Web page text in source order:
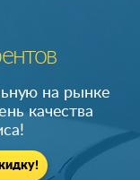
на рынке
качества